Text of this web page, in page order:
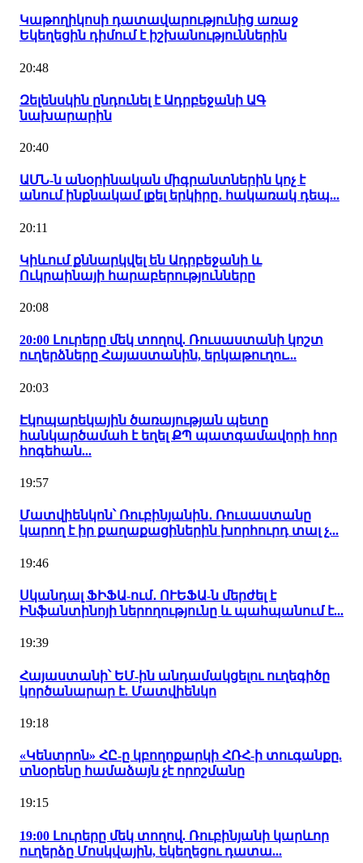
Կաթողիկոսի դատավարությունից առաջ
Եկեղեցին դիմում է իշխանություններին
20:48
Զելենսկին ընդունել է Ադրբեջանի ԱԳ
նախարարին
20:40
ԱՄՆ-ն անօրինական միգրանտներին կոչ է
անում ինքնակամ լքել երկիրը․ հակառակ դեպ...
20:11
Կիևում քննարկվել են Ադրբեջանի և
Ուկրաինայի հարաբերությունները
20:08
20:00 Լուրերը մեկ տողով. Ռուսաստանի կոշտ
ուղերձները Հայաստանին, երկաթուղու...
20:03
Էկոպարեկային ծառայության պետը
հանկարծամահ է եղել ՔՊ պատգամավորի հոր
հոգեհան...
19:57
Մատվիենկոն՝ Ռուբինյանին․ Ռուսաստանը
կարող է իր քաղաքացիներին խորհուրդ տալ չ...
19:46
Սկանդալ ՖԻՖԱ-ում․ ՈՒԵՖԱ-ն մերժել է
Ինֆանտինոյի ներողությունը և պահպանում է...
19:39
Հայաստանի՝ ԵՄ-ին անդամակցելու ուղեգիծը
կործանարար է. Մատվիենկո
19:18
«Կենտրոն» ՀԸ-ը կբողոքարկի ՀՌՀ-ի տուգանքը.
տնօրենը համաձայն չէ որոշմանը
19:15
19:00 Լուրերը մեկ տողով. Ռուբինյանի կարևոր
ուղերձը Մոսկվային, եկեղեցու դատա...